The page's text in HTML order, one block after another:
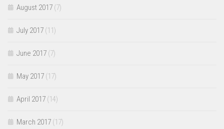
August 2017 (7)
July 2017 (11)
June 2017 (7)
May 2017 (17)
April 2017 (14)
March 2017 (17)